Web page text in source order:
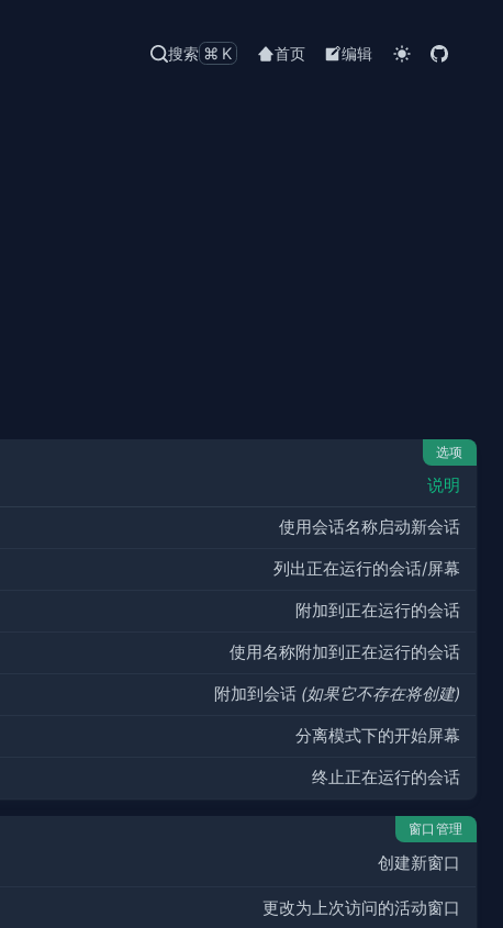
搜索 ⌘K 首页 编辑
选项
说明
使用会话名称启动新会话
列出正在运行的会话/屏幕
附加到正在运行的会话
使用名称附加到正在运行的会话
附加到会话 (如果它不存在将创建)
分离模式下的开始屏幕
终止正在运行的会话
窗口管理
创建新窗口
更改为上次访问的活动窗口